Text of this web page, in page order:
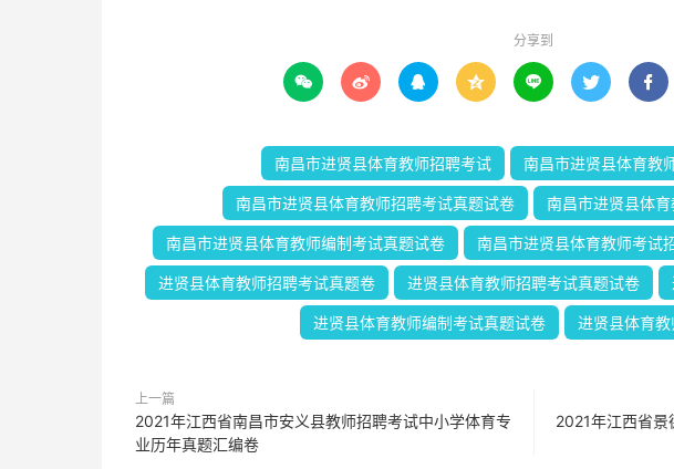
分享到
      
南昌市进贤县体育教师招聘考试 南昌市进贤县体育教
南昌市进贤县体育教师招聘考试真题试卷 南昌市进贤县体
南昌市进贤县体育教师编制考试真题试卷 南昌市进贤县体育教师考试
进贤县体育教师招聘考试真题卷 进贤县体育教师招聘考试真题试卷
进贤县体育教师编制考试真题试卷 进贤县体育
上一篇
2021年江西省南昌市安义县教师招聘考试中小学体育专
业历年真题汇编卷
2021年江西省